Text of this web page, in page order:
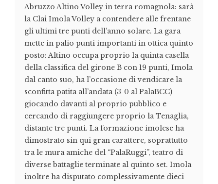
Abruzzo Altino Volley in terra romagnola: sarà
la Clai Imola Volley a contendere alle frentane
gli ultimi tre punti dell’anno solare. La gara
mette in palio punti importanti in ottica quinto
posto: Altino occupa proprio la quinta casella
della classifica del girone B con 19 punti, Imola
dal canto suo, ha l’occasione di vendicare la
sconfitta patita all’andata (3-0 al PalaBCC)
giocando davanti al proprio pubblico e
cercando di raggiungere proprio la Tenaglia,
distante tre punti. La formazione imolese ha
dimostrato sin qui gran carattere, soprattutto
tra le mura amiche del “PalaRuggi”, teatro di
diverse battaglie terminate al quinto set. Imola
inoltre ha disputato complessivamente dieci